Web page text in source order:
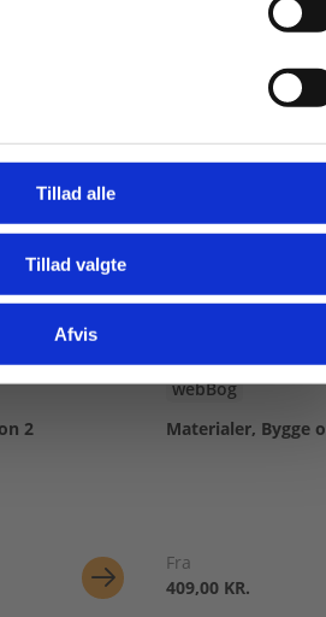
Tillad alle
Tillad valgte
Afvis
købt
2
webBog
Materialer, Bygge
Fra
409,00 KR.
Gå til praxisOnline